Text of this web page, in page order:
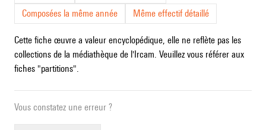
Composées la même année
Même effectif détaillé
Cette fiche œuvre a valeur encyclopédique, elle ne reflète pas les
collections de la médiathèque de l'Ircam. Veuillez vous référer aux
fiches "partitions".
Vous constatez une erreur ?